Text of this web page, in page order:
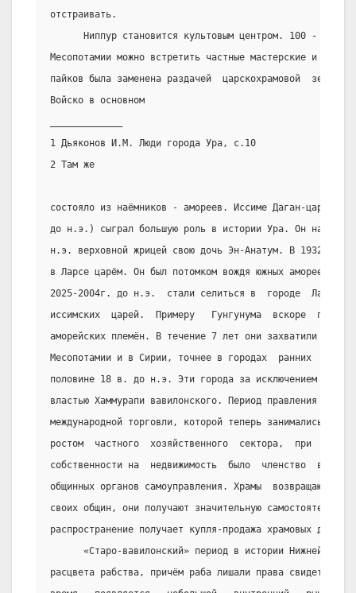
отстраивать.
Ниппур становится культовым центром. 100 - 150
Месопотамии можно встретить частные мастерские и
пайков была заменена раздачей  царскохрамовой  земли
Войско в основном
1 Дьяконов И.М. Люди города Ура, с.10
2 Там же
состояло из наёмников - амореев. Иссиме Даган-царь
до н.э.) сыграл большую роль в истории Ура. Он
н.э. верховной жрицей свою дочь Эн-Анатум. В 1932 г.
в Ларсе царём. Он был потомком вождя южных амореев,
2025-2004г. до н.э.  стали селиться в  городе  Ларса,
иссимских  царей.  Примеру   Гунгунума  вскоре
аморейских племён. В течение 7 лет они захватили
Месопотамии и в Сирии, точнее в городах  ранних
половине 18 в. до н.э. Эти города за исключением
властью Хаммурапи вавилонского. Период правления
международной торговли, которой теперь занимались
ростом  частного  хозяйственного  сектора,  при  этом
собственности на  недвижимость  было  членство  в
общинных органов самоуправления. Храмы  возвращают
своих общин, они получают значительную
распространение получает купля-продажа храмовых
«Старо-вавилонский» период в истории Нижней
расцвета рабства, причём раба лишали права